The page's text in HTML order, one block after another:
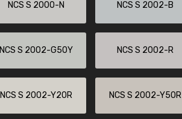
NCS S 2000-N NCS S 2002-B
NCS S 2002-G50Y NCS S 2002-R
NCS S 2002-Y20R NCS S 2002-Y50R